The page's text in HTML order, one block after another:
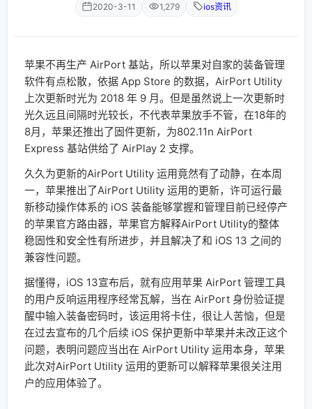
2020-3-11 1,279 ios资讯
苹果不再生产 AirPort 基站，所以苹果对自家的装备管理
软件有点松散，依据 App Store 的数据，AirPort Utility
上次更新时光为 2018 年 9 月。但是虽然说上一次更新时
光久远且间隔时光较长，不代表苹果放手不管，在18年的
8月，苹果还推出了固件更新，为802.11n AirPort
Express 基站供给了 AirPlay 2 支撑。
久久为更新的AirPort Utility 运用竟然有了动静，在本周
一，苹果推出了AirPort Utility 运用的更新，许可运行最
新移动操作体系的 iOS 装备能够掌握和管理目前已经停产
的苹果官方路由器，苹果官方解释AirPort Utility的整体
稳固性和安全性有所进步，并且解决了和 iOS 13 之间的
兼容性问题。
据懂得，iOS 13宣布后，就有应用苹果 AirPort 管理工具
的用户反响运用程序经常瓦解，当在 AirPort 身份验证提
醒中输入装备密码时，该运用将卡住，很让人苦恼，但是
在过去宣布的几个后续 iOS 保护更新中苹果并未改正这个
问题，表明问题应当出在 AirPort Utility 运用本身，苹果
此次对AirPort Utility 运用的更新可以解释苹果很关注用
户的应用体验了。